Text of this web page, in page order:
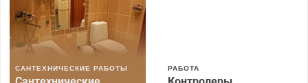
САНТЕХНИЧЕСКИЕ РАБОТЫ РАБОТА